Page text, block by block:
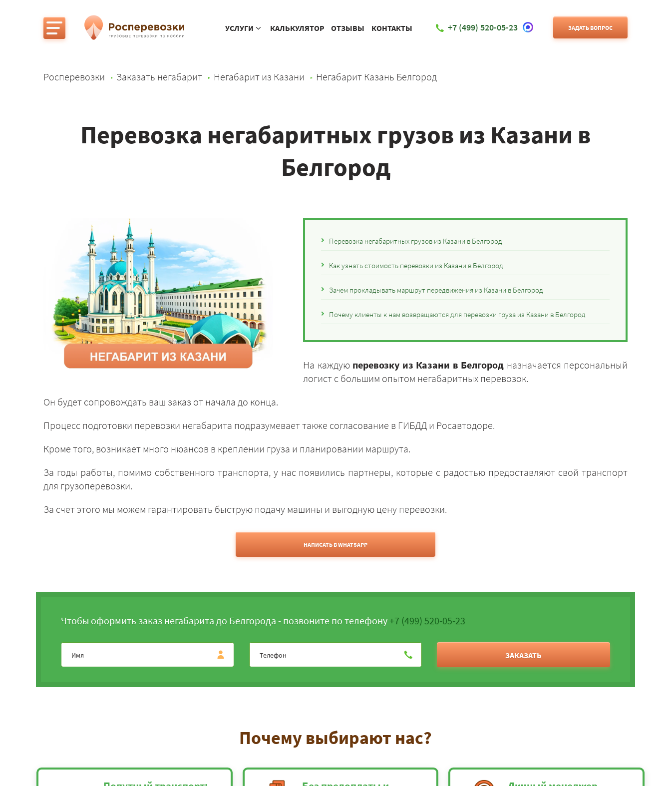
УСЛУГИ КАЛЬКУЛЯТОР ОТЗЫВЫ КОНТАКТЫ +7 (499) 520-05-23 ЗАДАТЬ ВОПРОС
Росперевозки Заказать негабарит Негабарит из Казани Негабарит Казань Белгород
Перевозка негабаритных грузов из Казани в
Белгород
Перевозка негабаритных грузов из Казани в Белгород
Как узнать стоимость перевозки из Казани в Белгород
Зачем прокладывать маршрут передвижения из Казани в Белгород
Почему клиенты к нам возвращаются для перевозки груза из Казани в Белгород
На каждую перевозку из Казани в Белгород назначается персональный
логист с большим опытом негабаритных перевозок.
Он будет сопровождать ваш заказ от начала до конца.
Процесс подготовки перевозки негабарита подразумевает также согласование в ГИБДД и Росавтодоре.
Кроме того, возникает много нюансов в креплении груза и планировании маршрута.
За годы работы, помимо собственного транспорта, у нас появились партнеры, которые с радостью предоставляют свой транспорт
для грузоперевозки.
За счет этого мы можем гарантировать быструю подачу машины и выгодную цену перевозки.
НАПИСАТЬ В WHATSAPP
Чтобы оформить заказ негабарита до Белгорода - позвоните по телефону+7 (499) 520-05-23
ЗАКАЗАТЬ
Почему выбирают нас?